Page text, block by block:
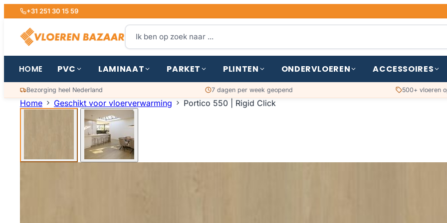
+31 251 30 15 59
HOME PVC LAMINAAT PARKET PLINTEN ONDERVLOEREN ACCESSOIRES
Bezorging heel Nederland 7 dagen per week geopend 500+ vloeren
Home Geschikt voor vloerverwarming Portico 550 | Rigid Click